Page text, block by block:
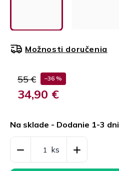
55 € –36 %
34,90 €
cena:
Na sklade - Dodanie 1-3 dni
Možnosti doručenia